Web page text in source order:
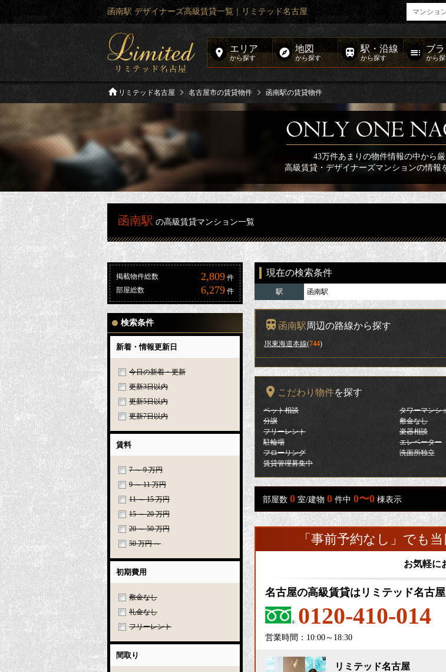
函南駅 デザイナーズ高級賃貸一覧｜リミテッド名古屋
エリア
から探す
地図
から探す
駅・沿線
から探す
ブ
から
リミテッド名古屋 名古屋市の賃貸物件 函南駅の賃貸物件
43万件あまりの物件情報の中から
高級賃貸・デザイナーズマンションの情報
函南駅 の高級賃貸マンション一覧
掲載物件総数 2,809 件
部屋総数
6,279 件
検索条件
新着・情報更新日
今日の新着・更新
更新3日以内
更新5日以内
更新7日以内
賃料
7 ～ 9 万円
9 ～ 11 万円
11 ～ 15 万円
15 ～ 20 万円
20 ～ 50 万円
50 万円 ～
初期費用
敷金なし
礼金なし
フリーレント
間取り
現在の検索条件
駅 函南駅
函南駅周辺の路線から探す
JR東海道本線(744)
こだわり物件を探す
ペット相談 タワーマンシ
分譲
敷金なし
フリーレント
楽器相談
駐輪場
エレベーター
フローリング
洗面所独立
賃貸管理募集中
部屋数 0 室/建物 0 件中 0〜0 棟表示
「事前予約なし」でも
お気軽に
名古屋の高級賃貸はリミテッド名古屋
0120-410-014
営業時間：10:00～18:30
リミテッド名古屋